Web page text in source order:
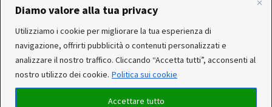
Diamo valore alla tua privacy
Utilizziamo i cookie per migliorare la tua esperienza di
navigazione, offrirti pubblicità o contenuti personalizzati e
analizzare il nostro traffico. Cliccando “Accetta tutti”, acconsenti al
nostro utilizzo dei cookie. Politica sui cookie
Accettare tutto
In occasione delle FERIE ESTIVE, alcune aziende
produttrici e corrieri potrebbero sospendere o rallentare
temporaneamente le attività. Per questo motivo, gli
ordini di alcuni reparti (Utensileria - Ferramenta - arredo)
ricevuti, potrebbero essere CONSEGNATI DOPO IL 25-08-
Servizio clienti attivo: Da Lunedì a Venerdì dalle 10:30 alle
12:30 e dalle 15:30 alle 17:30